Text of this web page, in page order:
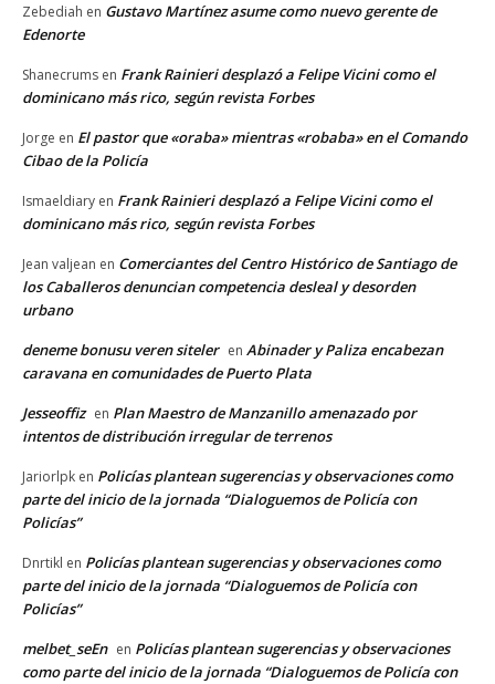
Zebediah en Gustavo Martínez asume como nuevo gerente de
Edenorte
Shanecrums en Frank Rainieri desplazó a Felipe Vicini como el
dominicano más rico, según revista Forbes
Jorge en El pastor que «oraba» mientras «robaba» en el Comando
Cibao de la Policía
Ismaeldiary en Frank Rainieri desplazó a Felipe Vicini como el
dominicano más rico, según revista Forbes
Jean valjean en Comerciantes del Centro Histórico de Santiago de
los Caballeros denuncian competencia desleal y desorden
urbano
deneme bonusu veren siteler en Abinader y Paliza encabezan
caravana en comunidades de Puerto Plata
Jesseoffiz en Plan Maestro de Manzanillo amenazado por
intentos de distribución irregular de terrenos
Jariorlpk en Policías plantean sugerencias y observaciones como
parte del inicio de la jornada “Dialoguemos de Policía con
Policías”
Dnrtikl en Policías plantean sugerencias y observaciones como
parte del inicio de la jornada “Dialoguemos de Policía con
Policías”
melbet_seEn en Policías plantean sugerencias y observaciones
como parte del inicio de la jornada “Dialoguemos de Policía con